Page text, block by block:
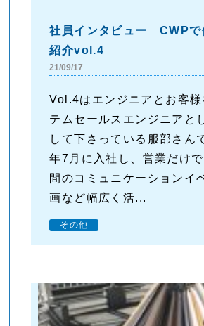
社員インタビュー CWPで
紹介vol.4
21/09/17
Vol.4はエンジニアとお客様
テムセールスエンジニアと
して下さっている服部さん
年7月に入社し、営業だけ
間のコミュニケーションイ
画など幅広く活...
その他